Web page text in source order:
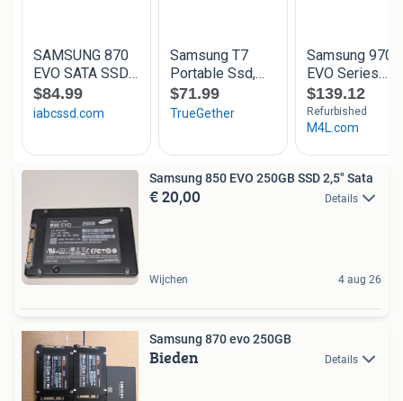
Samsung 850 EVO 250GB SSD 2,5" Sata
€ 20,00 Details
Wijchen 4 aug 26
Samsung 870 evo 250GB
Bieden Details